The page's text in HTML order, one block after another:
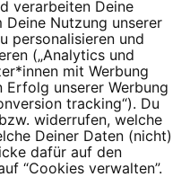
findest Du im Campact-
verarbeiten Deine
Deine Nutzung unserer
personalisieren und
(„Analytics und
mit Werbung
unserer Werbung
tracking“). Du
widerrufen, welche
Deiner Daten (nicht)
dafür auf den
“Cookies verwalten”.